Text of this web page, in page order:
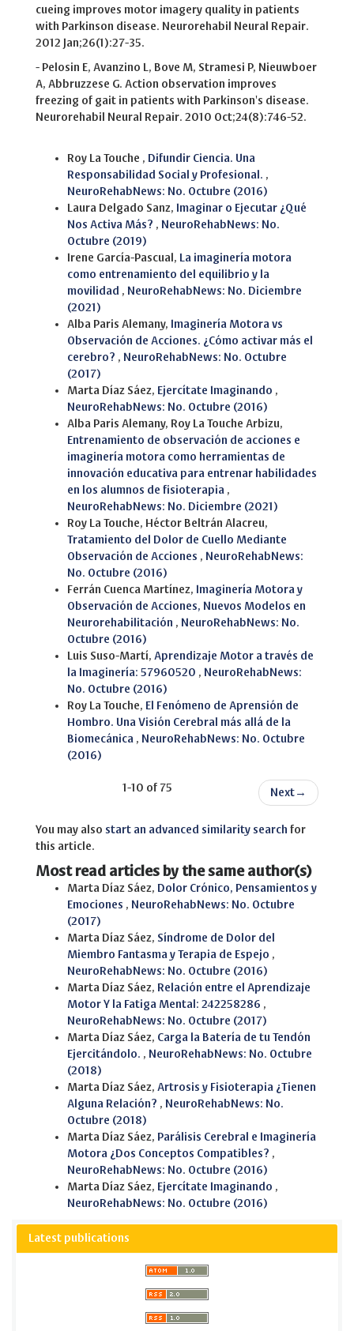
cueing improves motor imagery quality in patients
with Parkinson disease. Neurorehabil Neural Repair.
2012 Jan;26(1):27-35.
- Pelosin E, Avanzino L, Bove M, Stramesi P, Nieuwboer
A, Abbruzzese G. Action observation improves
freezing of gait in patients with Parkinson's disease.
Neurorehabil Neural Repair. 2010 Oct;24(8):746-52.
Roy La Touche , Difundir Ciencia. Una
Responsabilidad Social y Profesional. ,
NeuroRehabNews: No. Octubre (2016)
Laura Delgado Sanz, Imaginar o Ejecutar ¿Qué
Nos Activa Más? , NeuroRehabNews: No.
Octubre (2019)
Irene García-Pascual,
La imaginería motora
como entrenamiento del equilibrio y la
movilidad , NeuroRehabNews: No. Diciembre
(2021)
Alba Paris Alemany, Imaginería Motora vs
Observación de Acciones. ¿Cómo activar más el
cerebro? , NeuroRehabNews: No. Octubre
(2017)
Marta Díaz Sáez, Ejercítate Imaginando ,
NeuroRehabNews: No. Octubre (2016)
Alba Paris Alemany, Roy La Touche Arbizu,
Entrenamiento de observación de acciones e
imaginería motora como herramientas de
innovación educativa para entrenar habilidades
en los alumnos de fisioterapia ,
NeuroRehabNews: No. Diciembre (2021)
Roy La Touche, Héctor Beltrán Alacreu,
Tratamiento del Dolor de Cuello Mediante
Observación de Acciones , NeuroRehabNews:
No. Octubre (2016)
Ferrán Cuenca Martínez, Imaginería Motora y
Observación de Acciones, Nuevos Modelos en
Neurorehabilitación , NeuroRehabNews: No.
Octubre (2016)
Luis Suso-Martí, Aprendizaje Motor a través de
la Imaginería: 57960520 , NeuroRehabNews:
No. Octubre (2016)
Roy La Touche, El Fenómeno de Aprensión de
Hombro. Una Visión Cerebral más allá de la
Biomecánica , NeuroRehabNews: No. Octubre
(2016)
1-10 of 75 Next →
You may also start an advanced similarity search for
this article.
Most read articles by the same author(s)
Marta Díaz Sáez, Dolor Crónico, Pensamientos y
Emociones , NeuroRehabNews: No. Octubre
(2017)
Marta Díaz Sáez, Síndrome de Dolor del
Miembro Fantasma y Terapia de Espejo ,
NeuroRehabNews: No. Octubre (2016)
Marta Díaz Sáez, Relación entre el Aprendizaje
Motor Y la Fatiga Mental: 242258286 ,
NeuroRehabNews: No. Octubre (2017)
Marta Díaz Sáez, Carga la Batería de tu Tendón
Ejercitándolo. , NeuroRehabNews: No. Octubre
(2018)
Marta Díaz Sáez, Artrosis y Fisioterapia ¿Tienen
Alguna Relación? , NeuroRehabNews: No.
Octubre (2018)
Marta Díaz Sáez, Parálisis Cerebral e Imaginería
Motora ¿Dos Conceptos Compatibles? ,
NeuroRehabNews: No. Octubre (2016)
Marta Díaz Sáez, Ejercítate Imaginando ,
NeuroRehabNews: No. Octubre (2016)
Latest publications